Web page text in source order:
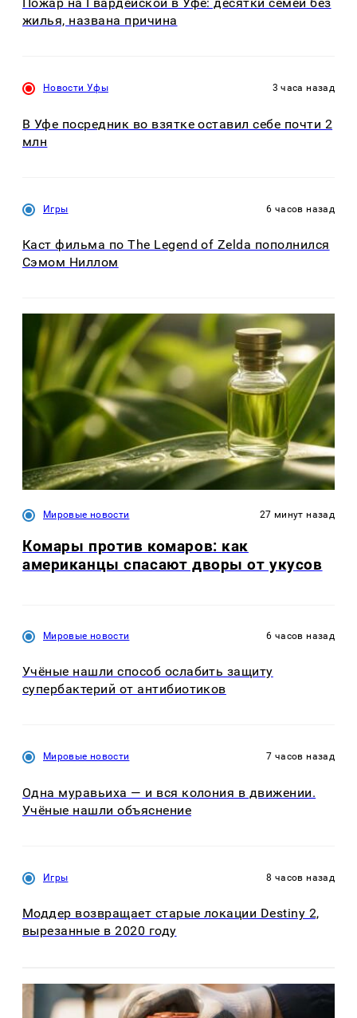
жилья, названа причина
Новости Уфы 3 часа назад
В Уфе посредник во взятке оставил себе почти 2
млн
Игры 6 часов назад
Каст фильма по The Legend of Zelda пополнился
Сэмом Ниллом
Мировые новости 27 минут назад
Комары против комаров: как
американцы спасают дворы от укусов
Мировые новости 6 часов назад
Учёные нашли способ ослабить защиту
супербактерий от антибиотиков
Мировые новости 7 часов назад
Одна муравьиха — и вся колония в движении.
Учёные нашли объяснение
Игры 8 часов назад
Моддер возвращает старые локации Destiny 2,
вырезанные в 2020 году